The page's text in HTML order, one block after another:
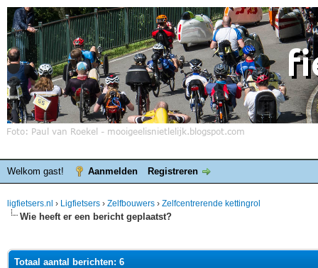
Welkom gast! Aanmelden Registreren
ligfietsers.nl › Ligfietsers › Zelfbouwers › Zelfcentrerende kettingrol
Wie heeft er een bericht geplaatst?
Totaal aantal berichten: 6